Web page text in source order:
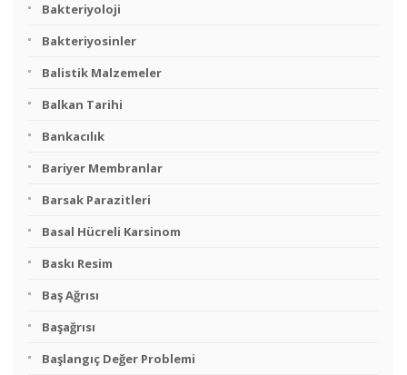
Bakteriyoloji
Bakteriyosinler
Balistik Malzemeler
Balkan Tarihi
Bankacılık
Bariyer Membranlar
Barsak Parazitleri
Basal Hücreli Karsinom
Baskı Resim
Baş Ağrısı
Başağrısı
Başlangıç Değer Problemi